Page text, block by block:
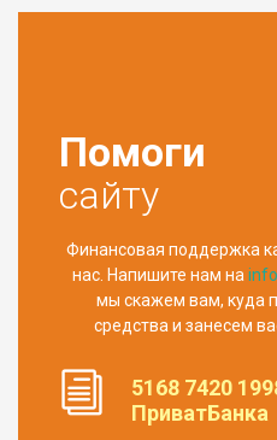
Помоги
сайту
Финансовая поддержка
нас. Напишите нам на
мы скажем вам, куда
средства и занесем
5168 7420
ПриватБанка